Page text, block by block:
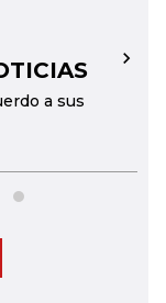
a sus
→